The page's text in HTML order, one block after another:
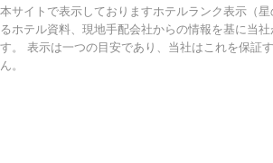
本サイトで表示しておりますホテルランク表示（
るホテル資料、現地手配会社からの情報を基に当
す。 表示は一つの目安であり、当社はこれを保証
ん。